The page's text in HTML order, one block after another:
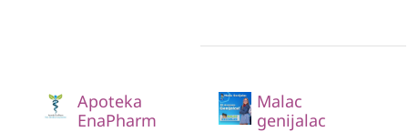
Apoteka
EnaPharm
Malac
genijalac